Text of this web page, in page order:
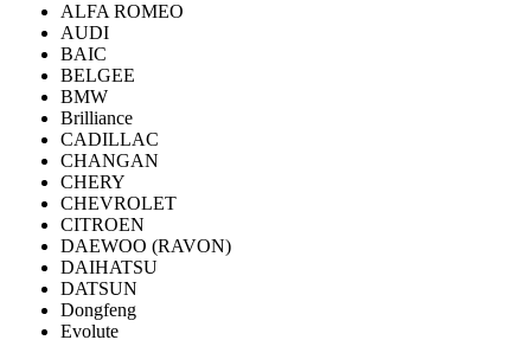
ALFA ROMEO
AUDI
BAIC
BELGEE
BMW
Brilliance
CADILLAC
CHANGAN
CHERY
CHEVROLET
CITROEN
DAEWOO (RAVON)
DAIHATSU
DATSUN
Dongfeng
Evolute